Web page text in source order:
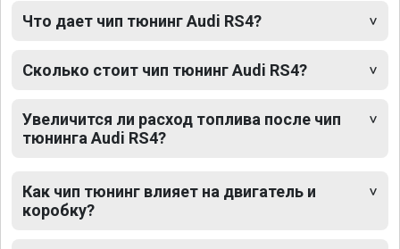
Что дает чип тюнинг Audi RS4?
Сколько стоит чип тюнинг Audi RS4?
Увеличится ли расход топлива после чип
тюнинга Audi RS4?
Как чип тюнинг влияет на двигатель и
коробку?